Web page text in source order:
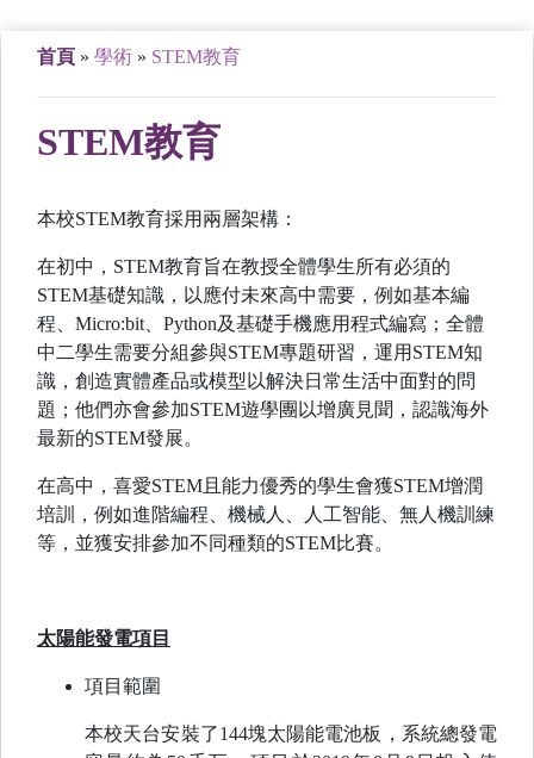
首頁 » 學術 » STEM教育
STEM教育
本校STEM教育採用兩層架構：
在初中，STEM教育旨在教授全體學生所有必須的
STEM基礎知識，以應付未來高中需要，例如基本編
程、Micro:bit、Python及基礎手機應用程式編寫；全體
中二學生需要分組參與STEM專題研習，運用STEM知
識，創造實體產品或模型以解決日常生活中面對的問
題；他們亦會參加STEM遊學團以增廣見聞，認識海外
最新的STEM發展。
在高中，喜愛STEM且能力優秀的學生會獲STEM增潤
培訓，例如進階編程、機械人、人工智能、無人機訓練
等，並獲安排參加不同種類的STEM比賽。
太陽能發電項目
項目範圍
本校天台安裝了144塊太陽能電池板，系統總發電